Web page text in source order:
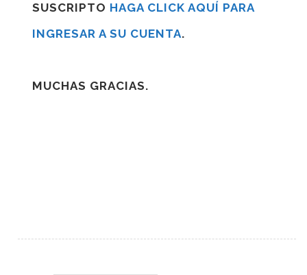
SUSCRIPTO HAGA CLICK AQUÍ PARA
INGRESAR A SU CUENTA.
MUCHAS GRACIAS.